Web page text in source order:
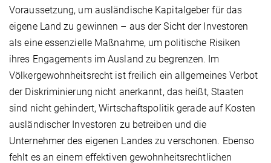
Voraussetzung, um ausländische Kapitalgeber für das
eigene Land zu gewinnen – aus der Sicht der Investoren
als eine essenzielle Maßnahme, um politische Risiken
ihres Engagements im Ausland zu begrenzen. Im
Völkergewohnheitsrecht ist freilich ein allgemeines Verbot
der Diskriminierung nicht anerkannt, das heißt, Staaten
sind nicht gehindert, Wirtschaftspolitik gerade auf Kosten
ausländischer Investoren zu betreiben und die
Unternehmer des eigenen Landes zu verschonen. Ebenso
fehlt es an einem effektiven gewohnheitsrechtlichen